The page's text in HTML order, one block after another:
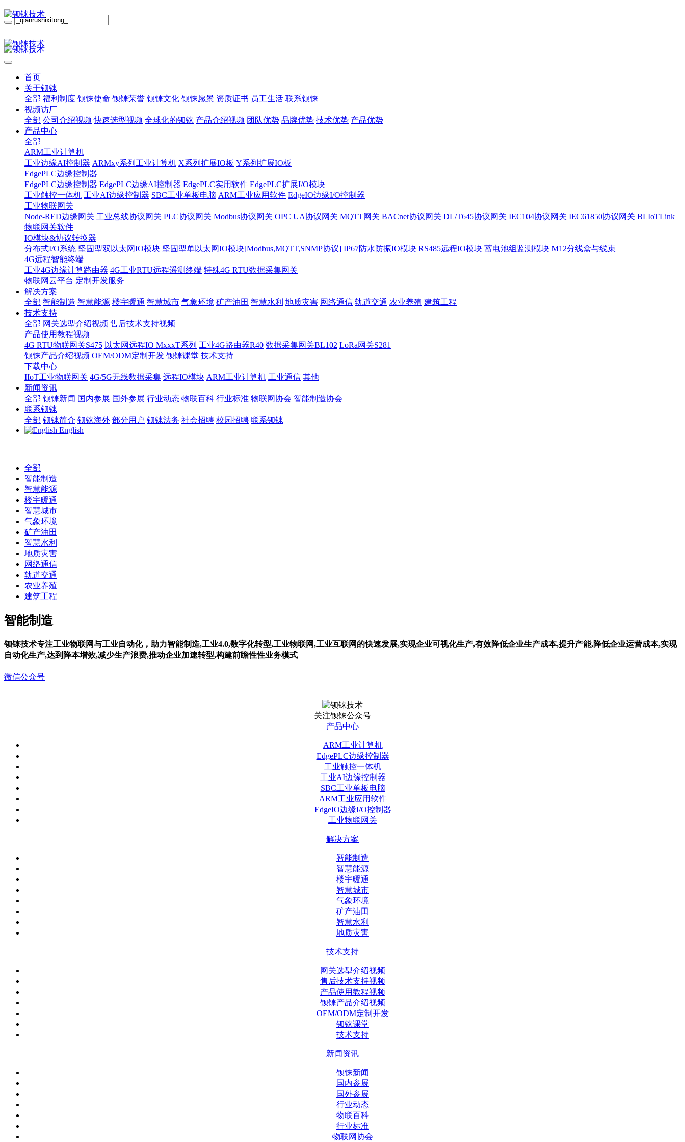
首页
关于钡铼
全部 福利制度 钡铼使命 钡铼荣誉 钡铼文化 钡铼愿景 资质证书 员工生活 联系钡铼
视频访厂
全部 公司介绍视频 快速选型视频 全球化的钡铼 产品介绍视频 团队优势 品牌优势 技术优势 产品优势
产品中心
全部
ARM工业计算机
工业边缘AI控制器 ARMxy系列工业计算机 X系列扩展IO板 Y系列扩展IO板
EdgePLC边缘控制器
EdgePLC边缘控制器 EdgePLC边缘AI控制器 EdgePLC实用软件 EdgePLC扩展I/O模块
工业触控一体机 工业AI边缘控制器 SBC工业单板电脑 ARM工业应用软件 EdgeIO边缘I/O控制器
工业物联网关
Node-RED边缘网关 工业总线协议网关 PLC协议网关 Modbus协议网关 OPC UA协议网关 MQTT网关 BACnet协议网关 DL/T645协议网关 IEC104协议网关 IEC61850协议网关 BLIoTLink
物联网关软件
IO模块&协议转换器
分布式I/O系统 坚固型双以太网IO模块 坚固型单以太网IO模块[Modbus,MQTT,SNMP协议] IP67防水防振IO模块 RS485远程IO模块 蓄电池组监测模块 M12分线盒与线束
4G远程智能终端
工业4G边缘计算路由器 4G工业RTU远程遥测终端 特殊4G RTU数据采集网关
物联网云平台 定制开发服务
解决方案
全部 智能制造 智慧能源 楼宇暖通 智慧城市 气象环境 矿产油田 智慧水利 地质灾害 网络通信 轨道交通 农业养殖 建筑工程
技术支持
全部 网关选型介绍视频 售后技术支持视频
产品使用教程视频
4G RTU物联网关S475 以太网远程IO MxxxT系列 工业4G路由器R40 数据采集网关BL102 LoRa网关S281
钡铼产品介绍视频 OEM/ODM定制开发 钡铼课堂 技术支持
下载中心
IIoT工业物联网关 4G/5G无线数据采集 远程IO模块 ARM工业计算机 工业通信 其他
新闻资讯
全部 钡铼新闻 国内参展 国外参展 行业动态 物联百科 行业标准 物联网协会 智能制造协会
联系钡铼
全部 钡铼简介 钡铼海外 部分用户 钡铼法务 社会招聘 校园招聘 联系钡铼
English
全部
智能制造
智慧能源
楼宇暖通
智慧城市
气象环境
矿产油田
智慧水利
地质灾害
网络通信
轨道交通
农业养殖
建筑工程
智能制造
钡铼技术专注工业物联网与工业自动化，助力智能制造,工业4.0,数字化转型,工业物联网,工业互联网的快速发展,实现企业可视化生产,有效降低企业生产成本,提升产能,降低企业运营成本,实现
自动化生产,达到降本增效,减少生产浪费,推动企业加速转型,构建前瞻性性业务模式
微信公众号
关注钡铼公众号
产品中心
ARM工业计算机
EdgePLC边缘控制器
工业触控一体机
工业AI边缘控制器
SBC工业单板电脑
ARM工业应用软件
EdgeIO边缘I/O控制器
工业物联网关
解决方案
智能制造
智慧能源
楼宇暖通
智慧城市
气象环境
矿产油田
智慧水利
地质灾害
技术支持
网关选型介绍视频
售后技术支持视频
产品使用教程视频
钡铼产品介绍视频
OEM/ODM定制开发
钡铼课堂
技术支持
新闻资讯
钡铼新闻
国内参展
国外参展
行业动态
物联百科
行业标准
物联网协会